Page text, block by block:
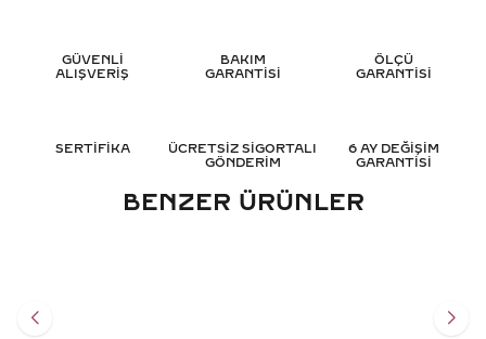
GÜVENLİ
ALIŞVERİŞ
BAKIM
GARANTİSİ
ÖLÇÜ
GARANTİSİ
SERTİFİKA
ÜCRETSİZ SİGORTALI
GÖNDERİM
6 AY DEĞİŞİM
GARANTİSİ
BENZER ÜRÜNLER